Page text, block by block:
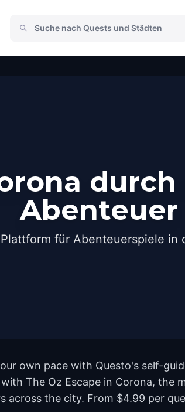
Abenteuer
für Abenteuerspiele in
own pace with Questo's self-
The Oz Escape in Corona, the
across the city. From $4.99 per